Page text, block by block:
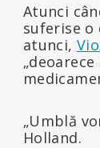
Atunci
suferise o
atunci,
„Umblă
Holland.